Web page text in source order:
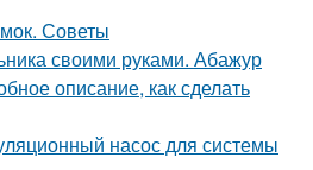
Советы
своими руками. Абажур
описание, как сделать
насос для системы